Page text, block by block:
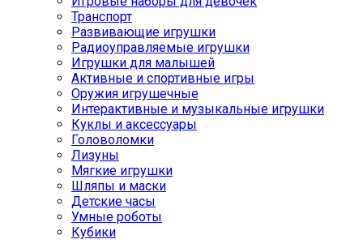
Транспорт
Развивающие игрушки
Радиоуправляемые игрушки
Игрушки для малышей
Активные и спортивные игры
Оружия игрушечные
Интерактивные и музыкальные игрушки
Куклы и аксессуары
Головоломки
Лизуны
Мягкие игрушки
Шляпы и маски
Детские часы
Умные роботы
Кубики